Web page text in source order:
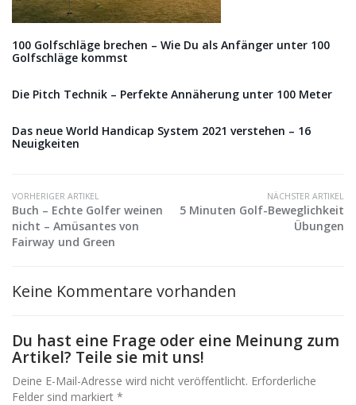
100 Golfschläge brechen – Wie Du als Anfänger unter 100
Golfschläge kommst
Die Pitch Technik – Perfekte Annäherung unter 100 Meter
Das neue World Handicap System 2021 verstehen – 16
Neuigkeiten
VORHERIGER ARTIKEL
Buch – Echte Golfer weinen
nicht – Amüsantes von
Fairway und Green
NÄCHSTER ARTIKEL
5 Minuten Golf-Beweglichkeit
Übungen
Keine Kommentare vorhanden
Du hast eine Frage oder eine Meinung zum
Artikel? Teile sie mit uns!
Deine E-Mail-Adresse wird nicht veröffentlicht. Erforderliche
Felder sind markiert *